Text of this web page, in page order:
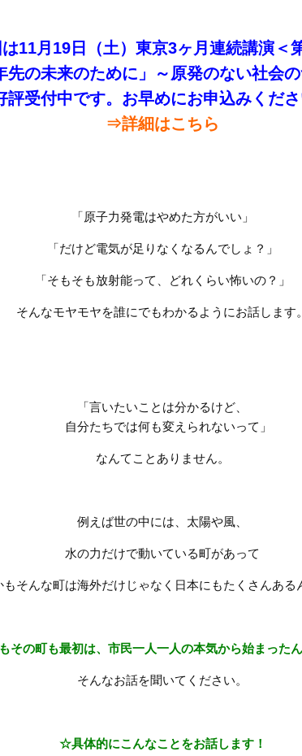
11月19日（土）東京3ヶ月連続講演＜
先の未来のために」～原発のない社会
評受付中です。お早めにお申込みくださ
⇒詳細はこちら
「原子力発電はやめた方がいい」
「だけど電気が足りなくなるんでしょ？」
「そもそも放射能って、どれくらい怖いの？」
そんなモヤモヤを誰にでもわかるようにお話します。
「言いたいことは分かるけど、
自分たちでは何も変えられないって」
なんてことありません。
例えば世の中には、太陽や風、
水の力だけで動いている町があって
もそんな町は海外だけじゃなく日本にもたくさんある
その町も最初は、市民一人一人の本気から始まったん
そんなお話を聞いてください。
☆具体的にこんなことをお話します！